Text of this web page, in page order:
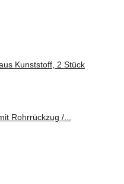
Kunststoff, 2 Stück